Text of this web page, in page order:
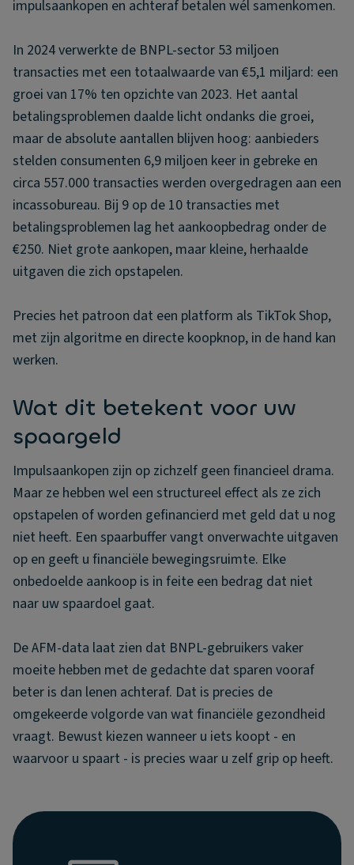
impulsaankopen en achteraf betalen wél samenkomen.
In 2024 verwerkte de BNPL-sector 53 miljoen
transacties met een totaalwaarde van €5,1 miljard: een
groei van 17% ten opzichte van 2023. Het aantal
betalingsproblemen daalde licht ondanks die groei,
maar de absolute aantallen blijven hoog: aanbieders
stelden consumenten 6,9 miljoen keer in gebreke en
circa 557.000 transacties werden overgedragen aan een
incassobureau. Bij 9 op de 10 transacties met
betalingsproblemen lag het aankoopbedrag onder de
€250. Niet grote aankopen, maar kleine, herhaalde
uitgaven die zich opstapelen.
Precies het patroon dat een platform als TikTok Shop,
met zijn algoritme en directe koopknop, in de hand kan
werken.
Wat dit betekent voor uw
spaargeld
Impulsaankopen zijn op zichzelf geen financieel drama.
Maar ze hebben wel een structureel effect als ze zich
opstapelen of worden gefinancierd met geld dat u nog
niet heeft. Een spaarbuffer vangt onverwachte uitgaven
op en geeft u financiële bewegingsruimte. Elke
onbedoelde aankoop is in feite een bedrag dat niet
naar uw spaardoel gaat.
De AFM-data laat zien dat BNPL-gebruikers vaker
moeite hebben met de gedachte dat sparen vooraf
beter is dan lenen achteraf. Dat is precies de
omgekeerde volgorde van wat financiële gezondheid
vraagt. Bewust kiezen wanneer u iets koopt - en
waarvoor u spaart - is precies waar u zelf grip op heeft.